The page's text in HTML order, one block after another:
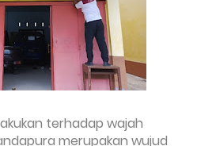
terhadap wajah
merupakan wujud